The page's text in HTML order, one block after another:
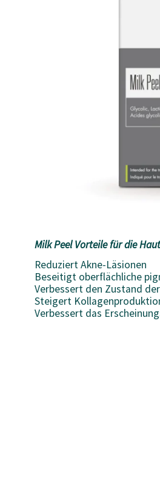
Milk Peel Vorteile für die
Reduziert Akne-Läsionen
Beseitigt oberflächliche
Verbessert den Zustand
Steigert
Verbessert das